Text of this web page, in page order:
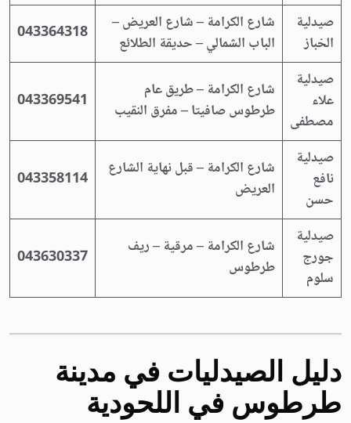
صيدلية
الخباز
شارع الكرامة – شارع العريض –
الباب الشمالي – حديقة الطلائع
043364318
صيدلية
علاء
مصطفى
شارع الكرامة – طريق عام
طرطوس صافيتا – مفرق النقيب
043369541
صيدلية
نافع
حسن
شارع الكرامة – قبل نهاية الشارع
العريض
043358114
صيدلية
جورج
سلوم
شارع الكرامة – مرقية – ريف
طرطوس
043630337
دليل الصيدليات في مدينة
طرطوس في اللحودية